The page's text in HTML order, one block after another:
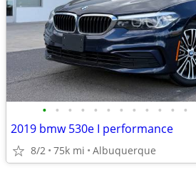
• • • • • • • • • • • •
2019 bmw 530e I performance
8/2 75k mi Albuquerque